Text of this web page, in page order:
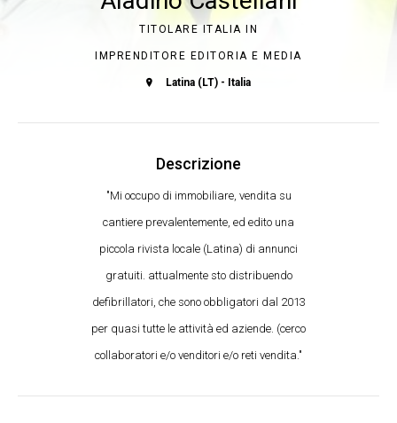
TITOLARE ITALIA IN
IMPRENDITORE EDITORIA E MEDIA
Latina (LT) - Italia
Descrizione
"Mi occupo di immobiliare, vendita su
cantiere prevalentemente, ed edito una
piccola rivista locale (Latina) di annunci
gratuiti. attualmente sto distribuendo
defibrillatori, che sono obbligatori dal 2013
per quasi tutte le attività ed aziende. (cerco
collaboratori e/o venditori e/o reti vendita."